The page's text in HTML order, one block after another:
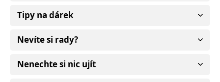
Tipy na dárek
Nevíte si rady?
Nenechte si nic ujít